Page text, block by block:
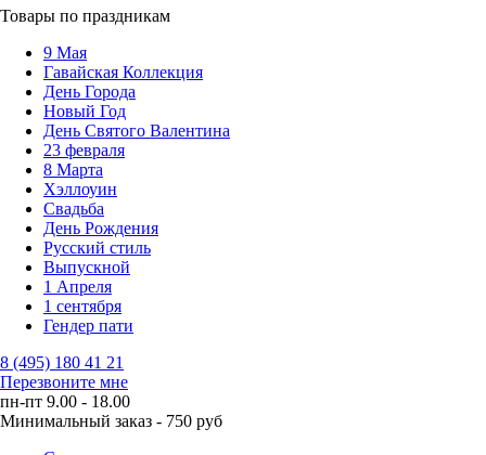
Товары по праздникам
9 Мая
Гавайская Коллекция
День Города
Новый Год
День Святого Валентина
23 февраля
8 Марта
Хэллоуин
Свадьба
День Рождения
Русский стиль
Выпускной
1 Апреля
1 сентября
Гендер пати
8 (495) 180 41 21
Перезвоните мне
пн-пт 9.00 - 18.00
Минимальный заказ - 750 руб